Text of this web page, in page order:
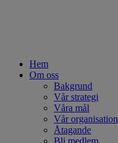
Hem
Om oss
Bakgrund
Vår strategi
Våra mål
Vår organisation
Åtagande
Bli medlem